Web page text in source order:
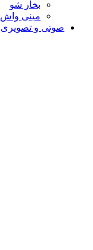
بخار شو
مینی واش
صوتی و تصویری